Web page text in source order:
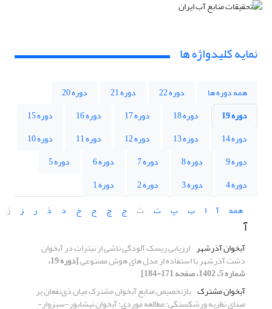
نمایه کلیدواژه ها
همه دوره ها دوره 22 دوره 21
دوره 20
دوره 19
دوره 18 دوره 17 دوره 16
دوره 15
دوره 14
دوره 13 دوره 12 دوره 11
دوره 10
دوره 9
دوره 8 دوره 7 دوره 6
دوره 5
دوره 4
دوره 3 دوره 2
دوره 1
همه
آ ا ب پ ت ث ج چ ح خ د ذ ر ز ژ
آ
آبخوان آذرشهر ارزیابی ریسک آلودگی ناشی از نیترات در آبخوان
دشت آذرشهر با استفاده از مدل های هوش مصنوعی [دوره 19،
شماره 5، 1402، صفحه 171-184]
آبخوان مشترک بازتخصیص منابع آبخوان مشترک میان ذی‌نفعان بر
مبنای نظریه ورشکستگی؛ مطالعه موردی: آبخوان نیشابور-سبزوار-